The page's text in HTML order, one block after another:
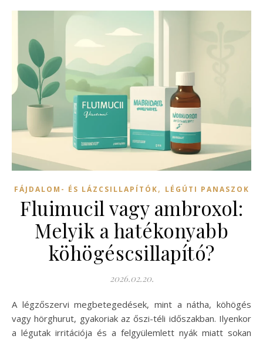
FÁJDALOM- ÉS LÁZCSILLAPÍTÓK, LÉGÚTI PANASZOK
Fluimucil vagy ambroxol:
Melyik a hatékonyabb
köhögéscsillapító?
2026.02.20.
A légzőszervi megbetegedések, mint a nátha, köhögés
vagy hörghurut, gyakoriak az őszi-téli időszakban. Ilyenkor
a légutak irritációja és a felgyülemlett nyák miatt sokan